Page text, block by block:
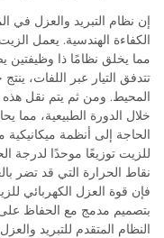
إن نظام التبريد والعزل في
الكفاءة الهندسية. يعمل
مما يخلق نظامًا ذا وظيفتين
تتدفق التيار عبر اللفات،
المحيط. ومن ثم يتم نقل هذه
خلال الدورة الطبيعية،
الحاجة إلى أنظمة
للزيت توزيعًا موحدًا لدرجة
نقاط الحرارة التي قد تضر
فإن قوة العزل الكهربائي
بتصميم مدمج مع الحفاظ
النظام المتقدم للتبريد